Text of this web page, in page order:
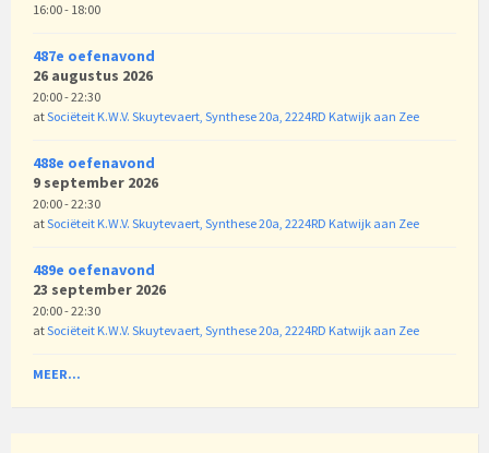
16:00 - 18:00
487e oefenavond
26 augustus 2026
20:00 - 22:30
atSociëteit K.W.V. Skuytevaert, Synthese 20a, 2224RD Katwijk aan Zee
488e oefenavond
9 september 2026
20:00 - 22:30
atSociëteit K.W.V. Skuytevaert, Synthese 20a, 2224RD Katwijk aan Zee
489e oefenavond
23 september 2026
20:00 - 22:30
atSociëteit K.W.V. Skuytevaert, Synthese 20a, 2224RD Katwijk aan Zee
MEER...